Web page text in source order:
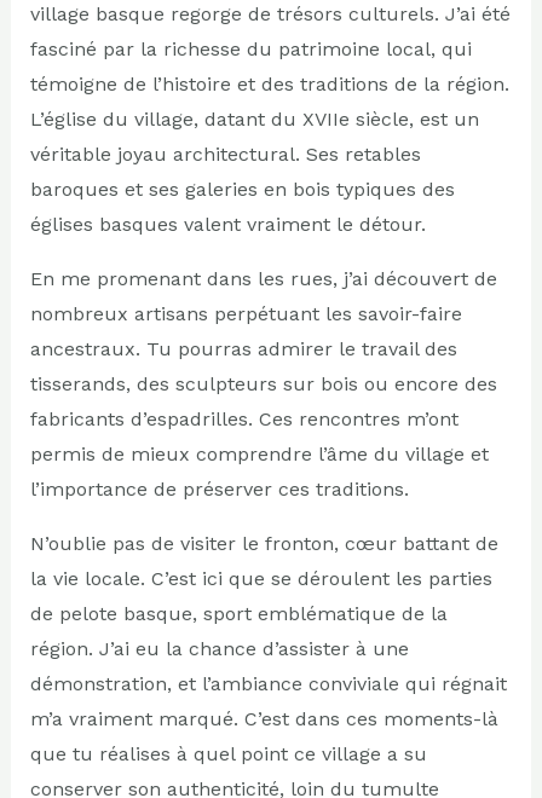
village basque regorge de trésors culturels. J’ai été
fasciné par la richesse du patrimoine local, qui
témoigne de l’histoire et des traditions de la région.
L’église du village, datant du XVIIe siècle, est un
véritable joyau architectural. Ses retables
baroques et ses galeries en bois typiques des
églises basques valent vraiment le détour.
En me promenant dans les rues, j’ai découvert de
nombreux artisans perpétuant les savoir-faire
ancestraux. Tu pourras admirer le travail des
tisserands, des sculpteurs sur bois ou encore des
fabricants d’espadrilles. Ces rencontres m’ont
permis de mieux comprendre l’âme du village et
l’importance de préserver ces traditions.
N’oublie pas de visiter le fronton, cœur battant de
la vie locale. C’est ici que se déroulent les parties
de pelote basque, sport emblématique de la
région. J’ai eu la chance d’assister à une
démonstration, et l’ambiance conviviale qui régnait
m’a vraiment marqué. C’est dans ces moments-là
que tu réalises à quel point ce village a su
conserver son authenticité, loin du tumulte